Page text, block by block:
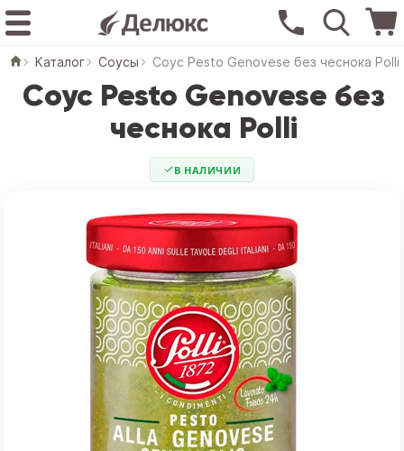
Каталог Соусы Соус Pesto Genovese без чеснока Polli
Соус Pesto Genovese без
чеснока Polli
В НАЛИЧИИ